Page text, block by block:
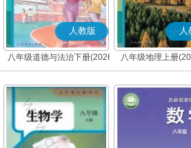
人教版
八年级道德与法治下册(2026
春版)(部编版)
人
八年级地理上册